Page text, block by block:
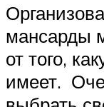
мансарды
от того,
имеет.